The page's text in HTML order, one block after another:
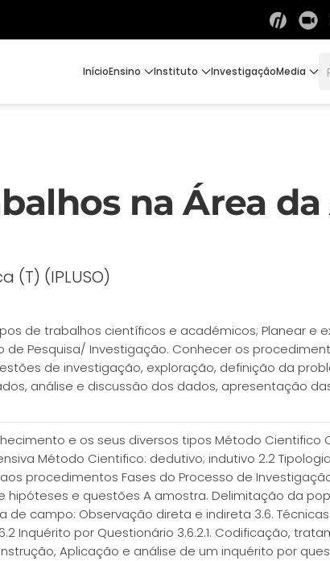
InícioEnsino Instituto InvestigaçãoMedia
na Área
(T) (IPLUSO)
de trabalhos científicos e académicos; Planear e
Pesquisa/ Investigação. Conhecer os
de investigação, exploração, definição da
análise e discussão dos dados, apresentação
e os seus diversos tipos Método
Método Cientifico: dedutivo; indutivo 2.2
procedimentos Fases do Processo de
hipóteses e questões A amostra. Delimitação da
de campo: Observação direta e indireta 3.6.
Inquérito por Questionário 3.6.2.1.
Aplicação e análise de um inquérito por